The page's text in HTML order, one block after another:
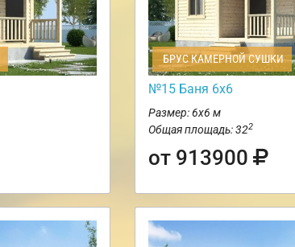
БРУС КАМЕРНОЙ СУШКИ
№15 Баня 6х6
Размер: 6х6 м
Общая площадь: 322
от 913900